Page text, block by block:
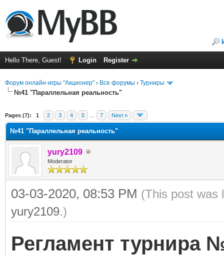
Hello There, Guest! Login Register
Форум онлайн-игры "Акционер" › Все форумы › Турниры
№41 "Параллельная реальность"
Pages (7): 1 2 3 4 5 7 Next »
№41 "Параллельная реальность"
yury2109
Moderator
03-03-2020, 08:53 PM (This post was
yury2109.)
Регламент турнира